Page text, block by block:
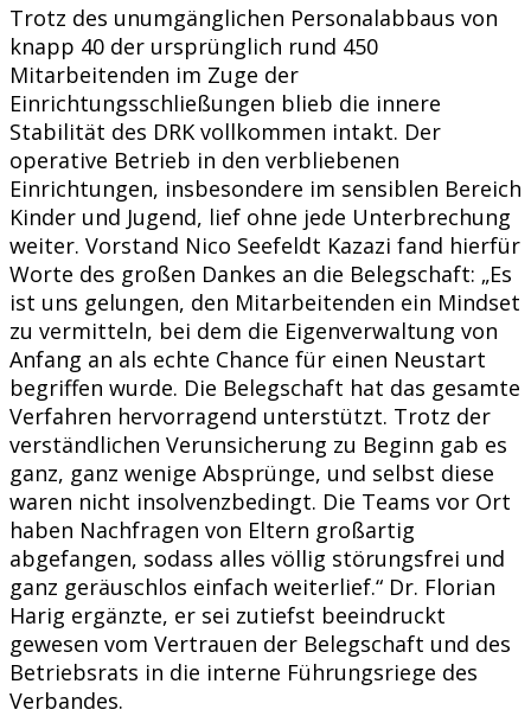
Trotz des unumgänglichen Personalabbaus von
knapp 40 der ursprünglich rund 450
Mitarbeitenden im Zuge der
Einrichtungsschließungen blieb die innere
Stabilität des DRK vollkommen intakt. Der
operative Betrieb in den verbliebenen
Einrichtungen, insbesondere im sensiblen Bereich
Kinder und Jugend, lief ohne jede Unterbrechung
weiter. Vorstand Nico Seefeldt Kazazi fand hierfür
Worte des großen Dankes an die Belegschaft: „Es
ist uns gelungen, den Mitarbeitenden ein Mindset
zu vermitteln, bei dem die Eigenverwaltung von
Anfang an als echte Chance für einen Neustart
begriffen wurde. Die Belegschaft hat das gesamte
Verfahren hervorragend unterstützt. Trotz der
verständlichen Verunsicherung zu Beginn gab es
ganz, ganz wenige Absprünge, und selbst diese
waren nicht insolvenzbedingt. Die Teams vor Ort
haben Nachfragen von Eltern großartig
abgefangen, sodass alles völlig störungsfrei und
ganz geräuschlos einfach weiterlief.“ Dr. Florian
Harig ergänzte, er sei zutiefst beeindruckt
gewesen vom Vertrauen der Belegschaft und des
Betriebsrats in die interne Führungsriege des
Verbandes.